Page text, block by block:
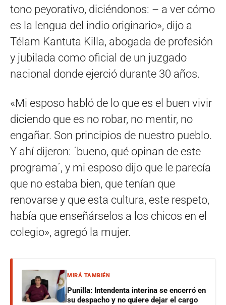
tono peyorativo, diciéndonos: – a ver cómo
es la lengua del indio originario», dijo a
Télam Kantuta Killa, abogada de profesión
y jubilada como oficial de un juzgado
nacional donde ejerció durante 30 años.
«Mi esposo habló de lo que es el buen vivir
diciendo que es no robar, no mentir, no
engañar. Son principios de nuestro pueblo.
Y ahí dijeron: ´bueno, qué opinan de este
programa´, y mi esposo dijo que le parecía
que no estaba bien, que tenían que
renovarse y que esta cultura, este respeto,
había que enseñárselos a los chicos en el
colegio», agregó la mujer.
MIRÁ TAMBIÉN
Punilla: Intendenta interina se encerró en
su despacho y no quiere dejar el cargo